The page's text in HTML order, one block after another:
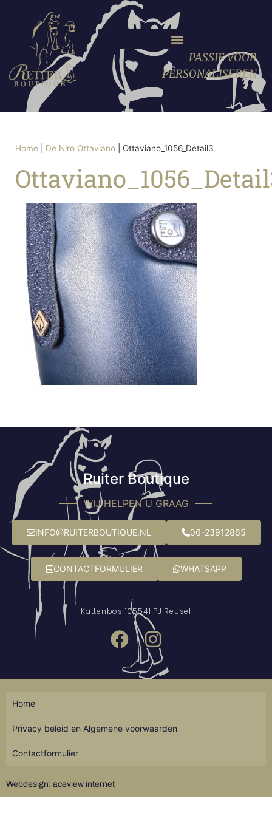
PASSIE VOOR
PERSONALISEREN
Home De Niro Ottaviano Ottaviano_1056_Detail3
Ruiter Boutique
WIJ HELPEN U GRAAG
INFO@RUITERBOUTIQUE.NL 06-23912865
CONTACTFORMULIER WHATSAPP
Kattenbos 105541 PJ Reusel
Webdesign: aceview internet
Home
Privacy beleid en Algemene voorwaarden
Contactformulier